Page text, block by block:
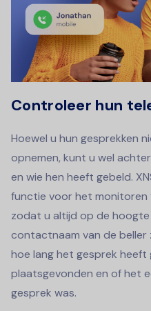
Controleer hun
Hoewel u hun gesprekken
opnemen, kunt u wel
en wie hen heeft gebeld.
functie voor het monitoren
zodat u altijd op de
contactnaam van de beller
hoe lang het gesprek
plaatsgevonden en of het
gesprek was.